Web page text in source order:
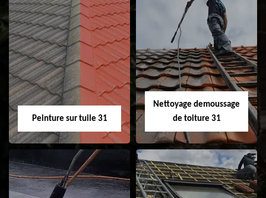
Nettoyage et
ravalement de
façade 31
Isolation toiture 31
Peinture sur tuile 31
Nettoyage demoussage
de toiture 31